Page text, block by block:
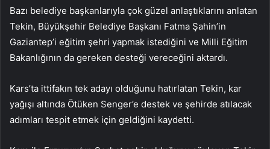
Bazı belediye başkanlarıyla çok güzel anlaştıklarını anlatan
Tekin, Büyükşehir Belediye Başkanı Fatma Şahin’in
Gaziantep’i eğitim şehri yapmak istediğini ve Milli Eğitim
Bakanlığının da gereken desteği vereceğini aktardı.
Kars’ta ittifakın tek adayı olduğunu hatırlatan Tekin, kar
yağışı altında Ötüken Senger’e destek ve şehirde atılacak
adımları tespit etmek için geldiğini kaydetti.